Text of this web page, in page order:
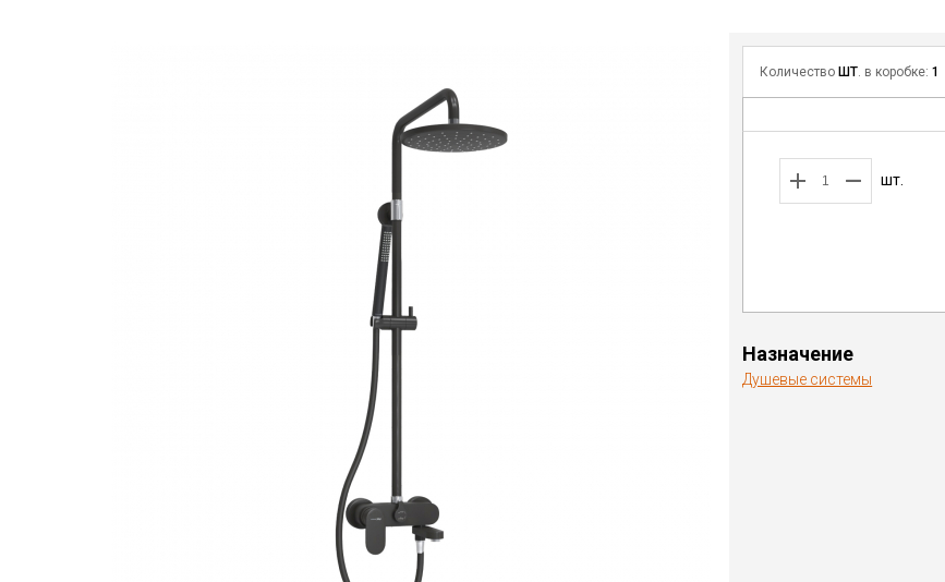
Количество ШТ. в коробке:1
шт.
Назначение
Душевые системы